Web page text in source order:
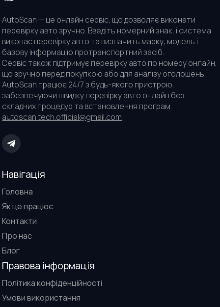
AutoScan — це онлайн сервіс, що дозволяє виконати
перевірку авто зручно. Введіть номерний знак, і система
виконає перевірку авто та визначить марку, модель і
базову інформацію протранспортний засіб.
Сервіс також підтримує перевірку авто по номеру онлайн,
що зручно перед покупкою або для аналізу оголошень.
AutoScan працює 24/7 з будь-якого пристрою,
забезпечуючи швидку перевірку авто онлайн без
складних процедур та встановлення програм.
autoscan.tech.official@gmail.com
Навігація
Головна
Як це працює
Контакти
Про нас
Блог
Правова інформація
Політика конфіденційності
Умови використання